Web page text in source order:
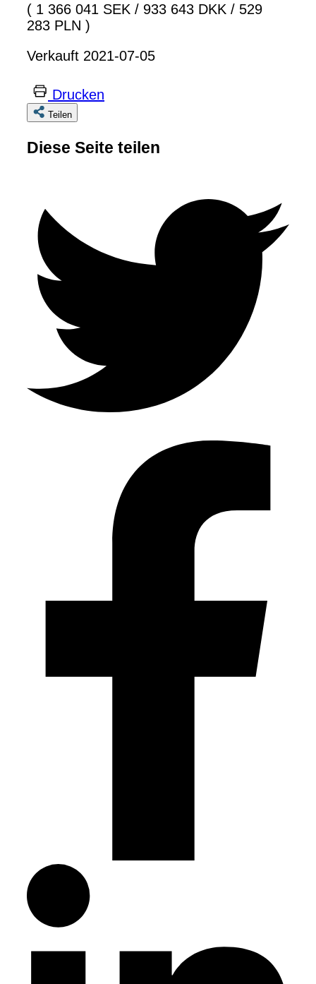
( 1 366 041 SEK / 933 643 DKK / 529
283 PLN )
Verkauft 2021-07-05
Drucken
Teilen
Diese Seite teilen